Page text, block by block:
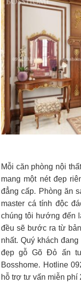
Mỗi căn phòng nội
mang một nét đẹp
đẳng cấp. Phòng ăn
master cá tính độc
chúng tôi hướng đến
đều sẽ bước ra từ
nhất. Quý khách
đẹp gỗ Gõ Đỏ ấn
Bosshome. Hotline
hỗ trợ tư vấn miễn phí